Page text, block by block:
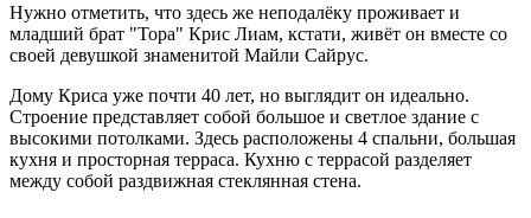
Нужно отметить, что здесь же неподалёку проживает и
младший брат "Тора" Крис Лиам, кстати, живёт он вместе со
своей девушкой знаменитой Майли Сайрус.
Дому Криса уже почти 40 лет, но выглядит он идеально.
Строение представляет собой большое и светлое здание с
высокими потолками. Здесь расположены 4 спальни, большая
кухня и просторная терраса. Кухню с террасой разделяет
между собой раздвижная стеклянная стена.